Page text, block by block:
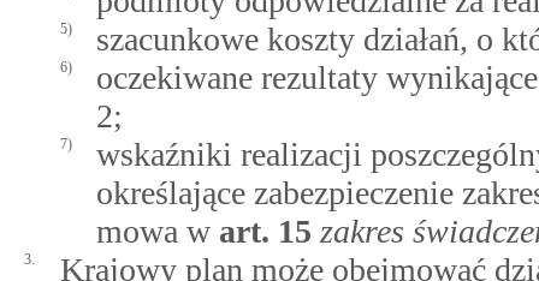
5) szacunkowe koszty działań, o
6)
oczekiwane rezultaty
2;
7)
wskaźniki realizacji
określające zabezpieczenie
mowa w art. 15 zakres
3.
Krajowy plan może obejmować